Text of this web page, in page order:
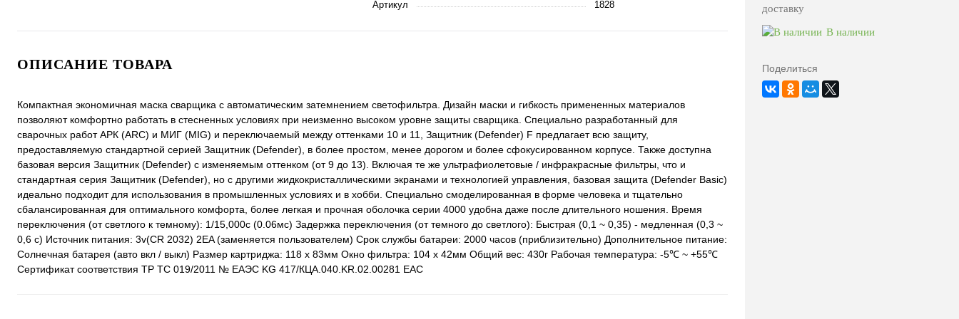
Артикул
1828
ОПИСАНИЕ ТОВАРА
Компактная экономичная маска сварщика с автоматическим затемнением светофильтра. Дизайн маски и гибкость примененных материалов
позволяют комфортно работать в стесненных условиях при неизменно высоком уровне защиты сварщика. Специально разработанный для
сварочных работ АРК (ARC) и МИГ (MIG) и переключаемый между оттенками 10 и 11, Защитник (Defender) F предлагает всю защиту,
предоставляемую стандартной серией Защитник (Defender), в более простом, менее дорогом и более сфокусированном корпусе. Также доступна
базовая версия Защитник (Defender) с изменяемым оттенком (от 9 до 13). Включая те же ультрафиолетовые / инфракрасные фильтры, что и
стандартная серия Защитник (Defender), но с другими жидкокристаллическими экранами и технологией управления, базовая защита (Defender Basic)
идеально подходит для использования в промышленных условиях и в хобби. Специально смоделированная в форме человека и тщательно
сбалансированная для оптимального комфорта, более легкая и прочная оболочка серии 4000 удобна даже после длительного ношения. Время
переключения (от светлого к темному): 1/15,000с (0.06мс) Задержка переключения (от темного до светлого): Быстрая (0,1 ~ 0,35) - медленная (0,3 ~
0,6 с) Источник питания: 3v(CR 2032) 2EA (заменяется пользователем) Срок службы батареи: 2000 часов (приблизительно) Дополнительное питание:
Солнечная батарея (авто вкл / выкл) Размер картриджа: 118 x 83мм Окно фильтра: 104 x 42мм Общий вес: 430г Рабочая температура: -5℃ ~ +55℃
Сертификат соответствия ТР ТС 019/2011 № ЕАЭС KG 417/КЦА.040.KR.02.00281 ЕАС
доставку
В наличии
Поделиться